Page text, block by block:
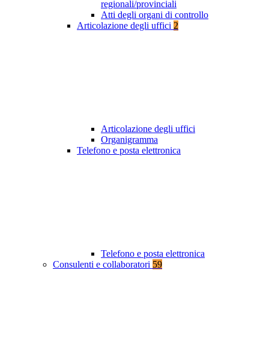
regionali/provinciali
Atti degli organi di controllo
Articolazione degli uffici 2
Articolazione degli uffici
Organigramma
Telefono e posta elettronica
Telefono e posta elettronica
Consulenti e collaboratori 59